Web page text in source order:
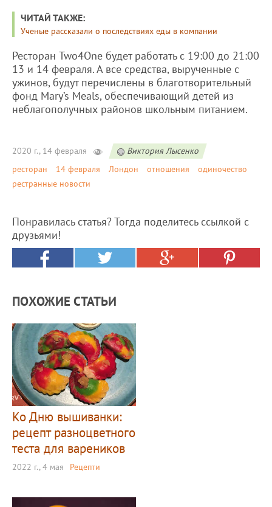
ЧИТАЙ ТАКЖЕ:
Ученые рассказали о последствиях еды в компании
Ресторан Two4One будет работать с 19:00 до 21:00
13 и 14 февраля. А все средства, вырученные с
ужинов, будут перечислены в благотворительный
фонд Mary’s Meals, обеспечивающий детей из
неблагополучных районов школьным питанием.
2020 г., 14 февраля
Виктория Лысенко
ресторан
14 февраля Лондон отношения
одиночество
рестранные новости
Понравилась статья? Тогда поделитесь ссылкой с
друзьями!
ПОХОЖИЕ СТАТЬИ
Ко Дню вышиванки:
рецепт разноцветного
теста для вареников
2022 г., 4 мая Рецепти